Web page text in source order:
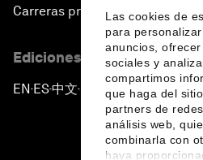
Las cookies de
para
anuncios,
sociales y
compartimos
que haga del
partners de
análisis web,
combinarla con
haya
Carreras profesionales
Ediciones en otros idiomas
EN ▪ ES▪中文▪ 日本語